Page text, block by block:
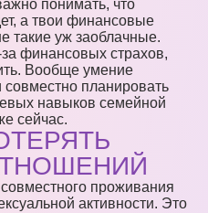
понимать, что
а твои финансовые
такие уж заоблачные.
финансовых страхов,
Вообще умение
совместно планировать
навыков семейной
сейчас.
проживания
активности. Это